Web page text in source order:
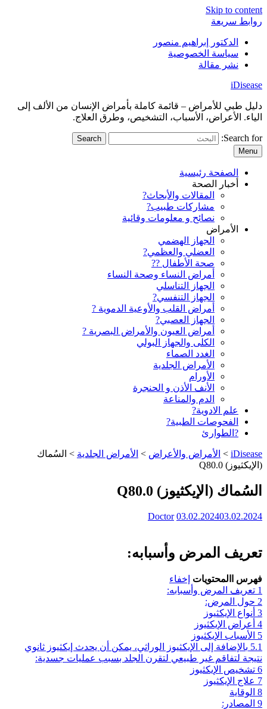
Skip to content
روابط سريعة
الدكتور إبراهيم منصور
سياسة الخصوصية
نشر مقالة
iDisease
دليل طبي للأمراض – قائمة كاملة بأمراض الإنسان من الألف إلى
الياء. الأعراض، الأسباب، التشخيص، وطرق العلاج.
Search for:
Menu
الصفحة رئيسية
أخبار الصحة
المقالات والأبحاث?
مشاركات طبيب?
نصائح و معلومات وقائية
الأمراض
الجهاز الهضمي
العضلي والعظمي?
صحة الأطفال ??
أمراض النساء وصحة النساء
الجهاز التناسلي
الجهاز التنفسي?
أمراض القلب والأوعية الدموية ?
الجهاز العصبي?
أمراض العيون والأمراض البصرية ?️
الكلى والجهاز البولي
الغدد الصماء
الأمراض الجلدية
الأورام
الأنف الأذن و الحنجرة
الدم والمناعة
علم الادوية?
الفحوصات الطبية?
?الطوارئ
iDisease
> الأمراض والأعراض > الأمراض الجلدية > السُماك
(الإيكثيوز) Q80.0
السُماك (الإيكثيوز) Q80.0
03.02.202403.02.2024
Doctor
تعريف المرض وأسبابه:
فهرس االمحتويات إخفاء
1 تعريف المرض وأسبابه:
2 حول المرض:
3 أنواع الإيكثيوز
4 أعراض الإيكثيوز
5 الأسباب الإيكثيوز
5.1 بالإضافة إلى الإيكثيوز الوراثي، يمكن أن يحدث إيكثيوز ثانوي
نتيجة لتفاقم غير طبيعي لتقرن الجلد بسبب عمليات جسدية:
6 تشخيص الإيكثيوز
7 علاج الإيكثيوز
8 الوقاية
9 المصادر: